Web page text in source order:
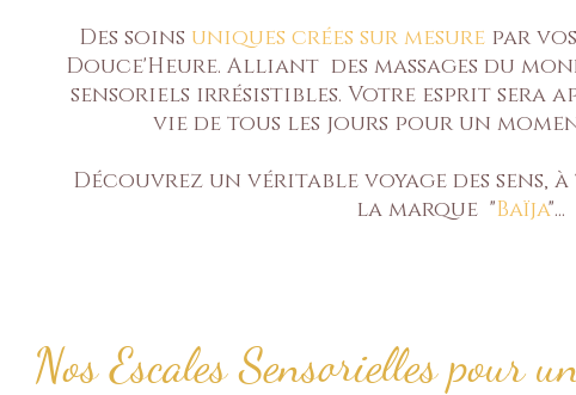
Des soins uniques crées sur mesure par
Douce'Heure. Alliant des massages du
sensoriels irrésistibles. Votre esprit sera
vie de tous les jours pour un
Découvrez un véritable voyage des sens,
la marque "Baïja"...
Nos Escales Sensorielles pour